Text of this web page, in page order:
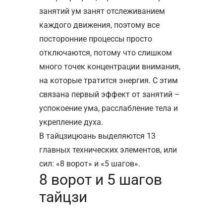
занятий ум занят отслеживанием
каждого движения, поэтому все
посторонние процессы просто
отключаются, потому что слишком
много точек концентрации внимания,
на которые тратится энергия. С этим
связана первый эффект от занятий –
успокоение ума, расслабление тела и
укрепление духа.
В тайцзицюань выделяются 13
главных технических элементов, или
сил: «8 ворот» и «5 шагов».
8 ворот и 5 шагов
тайцзи